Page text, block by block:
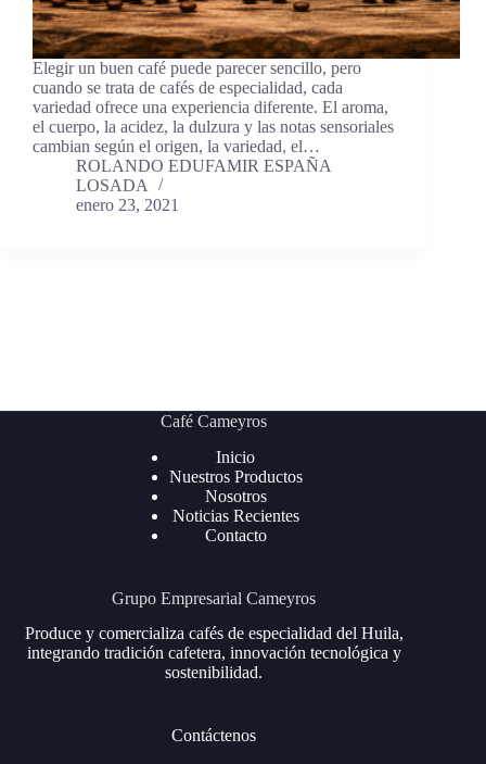
Elegir un buen café puede parecer sencillo, pero
cuando se trata de cafés de especialidad, cada
variedad ofrece una experiencia diferente. El aroma,
el cuerpo, la acidez, la dulzura y las notas sensoriales
cambian según el origen, la variedad, el…
ROLANDO EDUFAMIR ESPAÑA
LOSADA
enero 23, 2021
Café Cameyros
Inicio
Nuestros Productos
Nosotros
Noticias Recientes
Contacto
Grupo Empresarial Cameyros
Produce y comercializa cafés de especialidad del Huila,
integrando tradición cafetera, innovación tecnológica y
sostenibilidad.
Contáctenos